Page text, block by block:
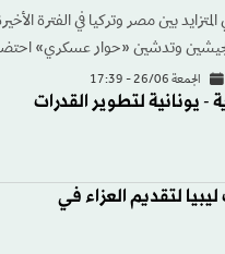
بين مصر وتركيا في الفترة
الجيشين وتدشين «حوار عسكري»
الجمعة 26/06 - 17:39
يونانية لتطوير القدرات
لتقديم العزاء في